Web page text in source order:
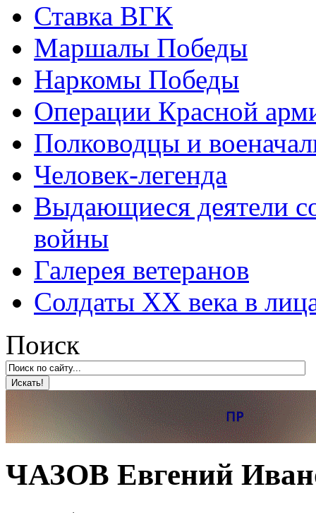
Ставка ВГК
Маршалы Победы
Наркомы Победы
Операции Красной
Полководцы и
Человек-легенда
Выдающиеся деятели
войны
Галерея ветеранов
Солдаты XX века в
Поиск
ЧАЗОВ Евгений